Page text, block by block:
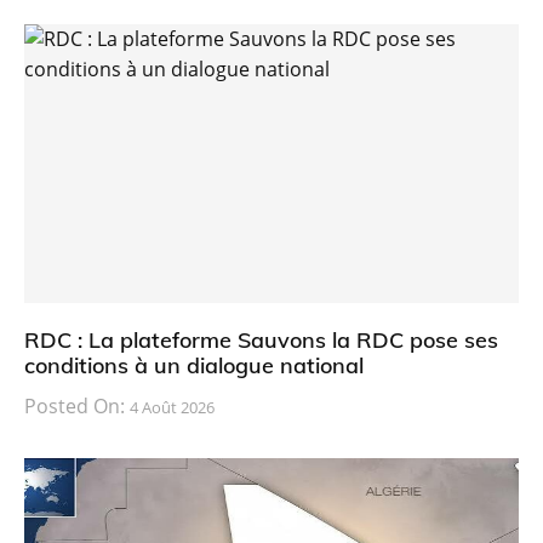
RDC : La plateforme Sauvons la RDC pose ses
conditions à un dialogue national
Posted On: 4 Août 2026